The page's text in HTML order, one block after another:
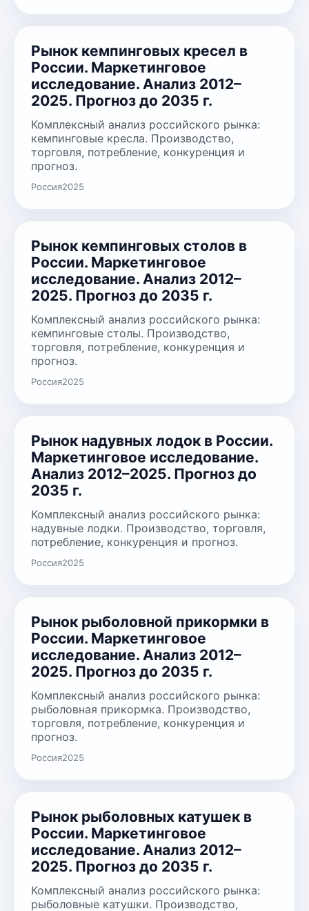
Рынок кемпинговых кресел в
России. Маркетинговое
исследование. Анализ 2012–
2025. Прогноз до 2035 г.
Комплексный анализ российского рынка:
кемпинговые кресла. Производство,
торговля, потребление, конкуренция и
прогноз.
Россия2025
Рынок кемпинговых столов в
России. Маркетинговое
исследование. Анализ 2012–
2025. Прогноз до 2035 г.
Комплексный анализ российского рынка:
кемпинговые столы. Производство,
торговля, потребление, конкуренция и
прогноз.
Россия2025
Рынок надувных лодок в России.
Маркетинговое исследование.
Анализ 2012–2025. Прогноз до
2035 г.
Комплексный анализ российского рынка:
надувные лодки. Производство, торговля,
потребление, конкуренция и прогноз.
Россия2025
Рынок рыболовной прикормки в
России. Маркетинговое
исследование. Анализ 2012–
2025. Прогноз до 2035 г.
Комплексный анализ российского рынка:
рыболовная прикормка. Производство,
торговля, потребление, конкуренция и
прогноз.
Россия2025
Рынок рыболовных катушек в
России. Маркетинговое
исследование. Анализ 2012–
2025. Прогноз до 2035 г.
Комплексный анализ российского рынка:
рыболовные катушки. Производство,